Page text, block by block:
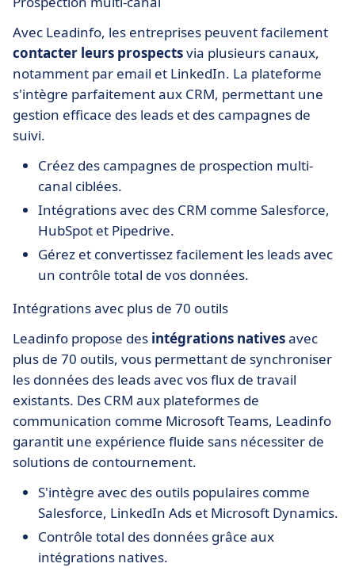
Avec Leadinfo, les entreprises peuvent facilement
contacter leurs prospectsvia plusieurs canaux,
notamment par email et LinkedIn. La plateforme
s'intègre parfaitement aux CRM, permettant une
gestion efficace des leads et des campagnes de
suivi.
Créez des campagnes de prospection multi-
canal ciblées.
Intégrations avec des CRM comme Salesforce,
HubSpot et Pipedrive.
Gérez et convertissez facilement les leads avec
un contrôle total de vos données.
Intégrations avec plus de 70 outils
Leadinfo propose des intégrations nativesavec
plus de 70 outils, vous permettant de synchroniser
les données des leads avec vos flux de travail
existants. Des CRM aux plateformes de
communication comme Microsoft Teams, Leadinfo
garantit une expérience fluide sans nécessiter de
solutions de contournement.
S'intègre avec des outils populaires comme
Salesforce, LinkedIn Ads et Microsoft Dynamics.
Contrôle total des données grâce aux
intégrations natives.